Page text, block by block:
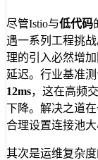
尽管Istio与低代码
遇一系列工程挑
理的引入必然增
延迟。行业基准
12ms，这在高频
下降。解决之道
合理设置连接池大
其次是运维复杂